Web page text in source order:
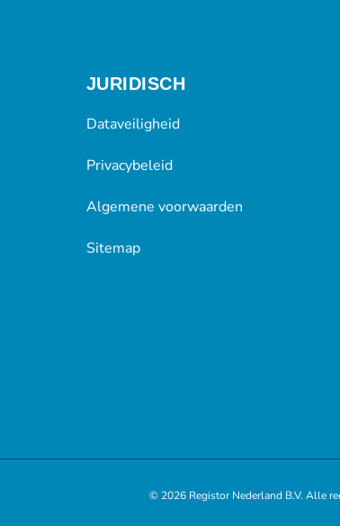
JURIDISCH
Dataveiligheid
Privacybeleid
Algemene voorwaarden
Sitemap
© 2026 RegistorNederland B.V. Alle